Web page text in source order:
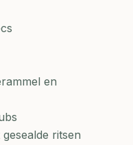
en
ritsen